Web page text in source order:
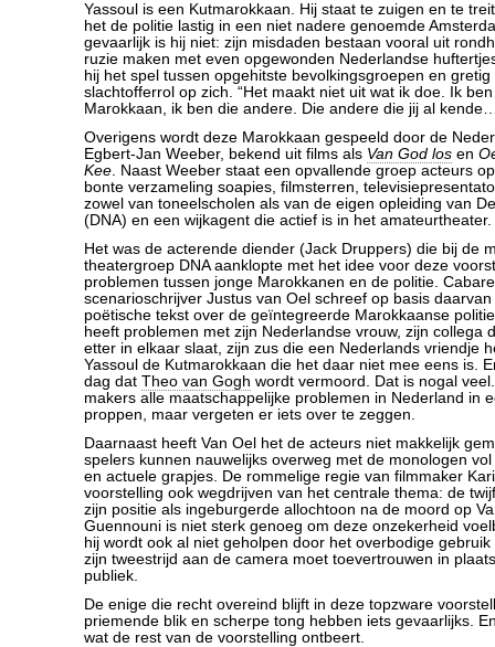
Yassoul is een Kutmarokkaan. Hij staat te zuigen en te
het de politie lastig in een niet nadere genoemde
gevaarlijk is hij niet: zijn misdaden bestaan vooral uit
ruzie maken met even opgewonden Nederlandse
hij het spel tussen opgehitste bevolkingsgroepen en
slachtofferrol op zich. “Het maakt niet uit wat ik doe. Ik
Marokkaan, ik ben die andere. Die andere die jij al
Overigens wordt deze Marokkaan gespeeld door de
Egbert-Jan Weeber, bekend uit films als Van God los en
Kee. Naast Weeber staat een opvallende groep acteurs
bonte verzameling soapies, filmsterren,
zowel van toneelscholen als van de eigen opleiding van
(DNA) en een wijkagent die actief is in het amateurtheater.
Het was de acterende diender (Jack Druppers) die bij de
theatergroep DNA aanklopte met het idee voor deze
problemen tussen jonge Marokkanen en de politie.
scenarioschrijver Justus van Oel schreef op basis
poëtische tekst over de geïntegreerde Marokkaanse
heeft problemen met zijn Nederlandse vrouw, zijn collega
etter in elkaar slaat, zijn zus die een Nederlands vriendje
Yassoul de Kutmarokkaan die het daar niet mee eens is.
dag dat Theo van Gogh wordt vermoord. Dat is nogal
makers alle maatschappelijke problemen in Nederland in
proppen, maar vergeten er iets over te zeggen.
Daarnaast heeft Van Oel het de acteurs niet makkelijk
spelers kunnen nauwelijks overweg met de monologen
en actuele grapjes. De rommelige regie van filmmaker
voorstelling ook wegdrijven van het centrale thema: de
zijn positie als ingeburgerde allochtoon na de moord op
Guennouni is niet sterk genoeg om deze onzekerheid
hij wordt ook al niet geholpen door het overbodige
zijn tweestrijd aan de camera moet toevertrouwen in
publiek.
De enige die recht overeind blijft in deze topzware
priemende blik en scherpe tong hebben iets gevaarlijks.
wat de rest van de voorstelling ontbeert.